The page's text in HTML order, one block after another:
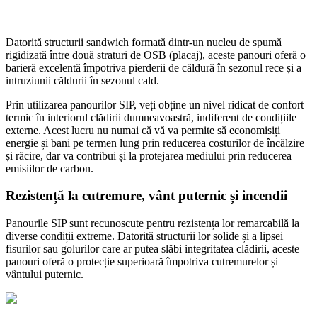
Datorită structurii sandwich formată dintr-un nucleu de spumă
rigidizată între două straturi de OSB (placaj), aceste panouri oferă o
barieră excelentă împotriva pierderii de căldură în sezonul rece și a
intruziunii căldurii în sezonul cald.
Prin utilizarea panourilor SIP, veți obține un nivel ridicat de confort
termic în interiorul clădirii dumneavoastră, indiferent de condițiile
externe. Acest lucru nu numai că vă va permite să economisiți
energie și bani pe termen lung prin reducerea costurilor de încălzire
și răcire, dar va contribui și la protejarea mediului prin reducerea
emisiilor de carbon.
Rezistență la cutremure, vânt puternic și incendii
Panourile SIP sunt recunoscute pentru rezistența lor remarcabilă la
diverse condiții extreme. Datorită structurii lor solide și a lipsei
fisurilor sau golurilor care ar putea slăbi integritatea clădirii, aceste
panouri oferă o protecție superioară împotriva cutremurelor și
vântului puternic.